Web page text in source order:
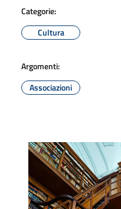
Categorie:
Cultura
Argomenti:
Associazioni